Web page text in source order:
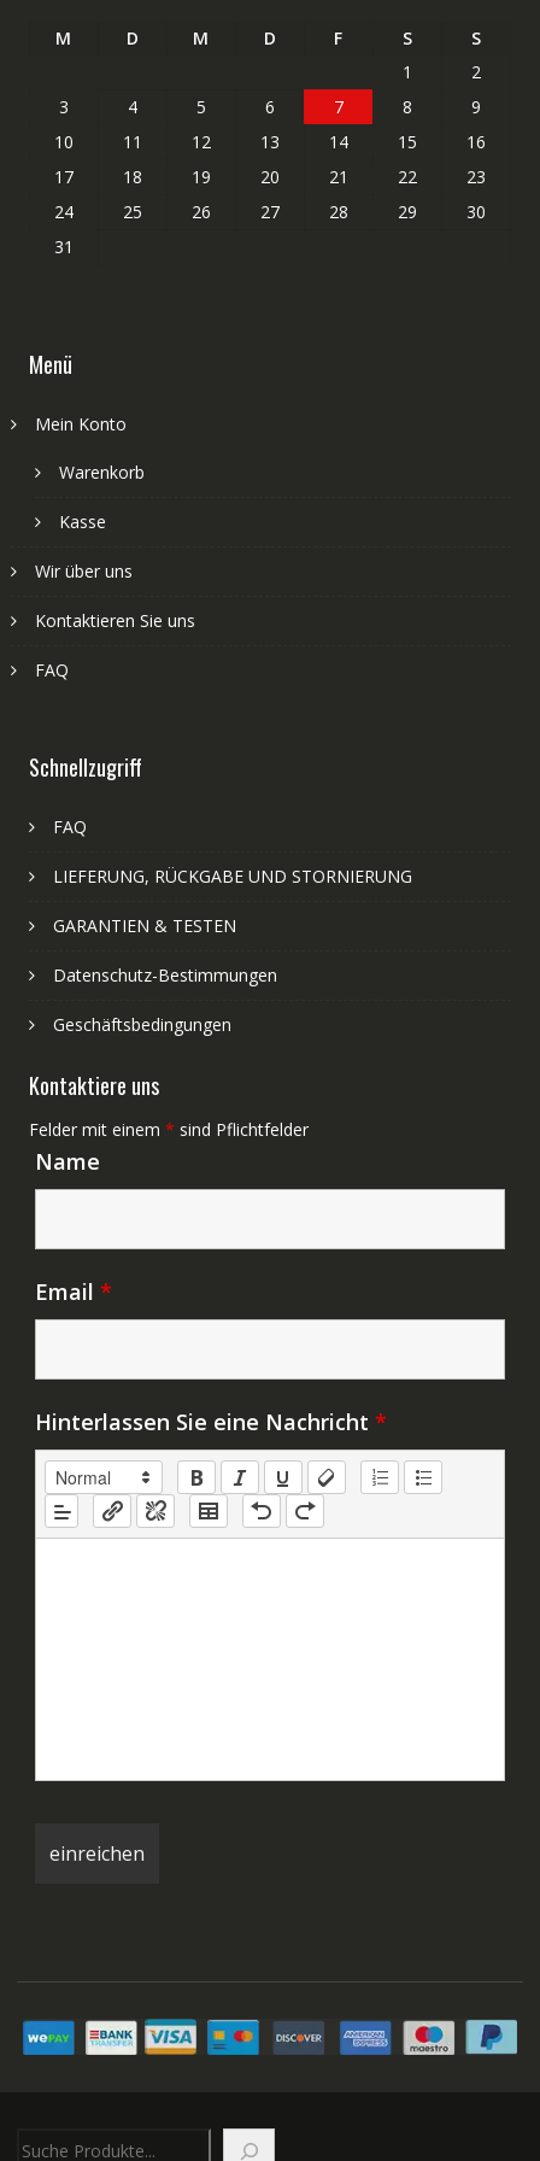
M D M D F S
S
1
2
3
4 5 6 7 8
9
10
11 12 13 14 15
16
17
18 19 20 21 22
23
24
25 26 27 28 29
30
31
Menü
Mein Konto
Warenkorb
Kasse
Wir über uns
Kontaktieren Sie uns
FAQ
Schnellzugriff
FAQ
LIEFERUNG, RÜCKGABE UND STORNIERUNG
GARANTIEN & TESTEN
Datenschutz-Bestimmungen
Geschäftsbedingungen
Kontaktiere uns
Felder mit einem * sind Pflichtfelder
Name
Email *
Hinterlassen Sie eine Nachricht *